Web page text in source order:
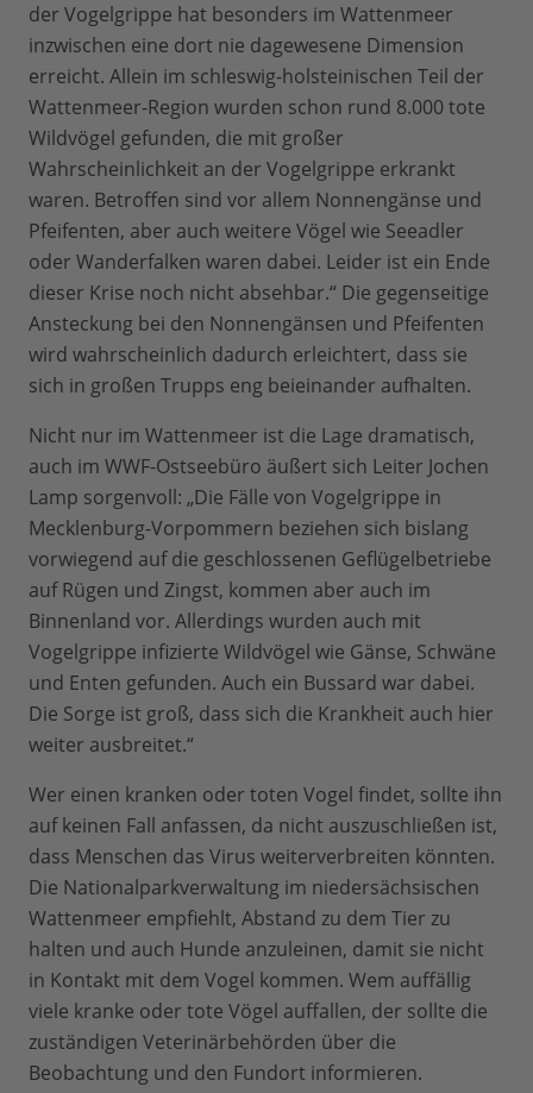
der Vogelgrippe hat besonders im Wattenmeer
inzwischen eine dort nie dagewesene Dimension
erreicht. Allein im schleswig-holsteinischen Teil der
Wattenmeer-Region wurden schon rund 8.000 tote
Wildvögel gefunden, die mit großer
Wahrscheinlichkeit an der Vogelgrippe erkrankt
waren. Betroffen sind vor allem Nonnengänse und
Pfeifenten, aber auch weitere Vögel wie Seeadler
oder Wanderfalken waren dabei. Leider ist ein Ende
dieser Krise noch nicht absehbar.“ Die gegenseitige
Ansteckung bei den Nonnengänsen und Pfeifenten
wird wahrscheinlich dadurch erleichtert, dass sie
sich in großen Trupps eng beieinander aufhalten.
Nicht nur im Wattenmeer ist die Lage dramatisch,
auch im WWF-Ostseebüro äußert sich Leiter Jochen
Lamp sorgenvoll: „Die Fälle von Vogelgrippe in
Mecklenburg-Vorpommern beziehen sich bislang
vorwiegend auf die geschlossenen Geflügelbetriebe
auf Rügen und Zingst, kommen aber auch im
Binnenland vor. Allerdings wurden auch mit
Vogelgrippe infizierte Wildvögel wie Gänse, Schwäne
und Enten gefunden. Auch ein Bussard war dabei.
Die Sorge ist groß, dass sich die Krankheit auch hier
weiter ausbreitet.“
Wer einen kranken oder toten Vogel findet, sollte ihn
auf keinen Fall anfassen, da nicht auszuschließen ist,
dass Menschen das Virus weiterverbreiten könnten.
Die Nationalparkverwaltung im niedersächsischen
Wattenmeer empfiehlt, Abstand zu dem Tier zu
halten und auch Hunde anzuleinen, damit sie nicht
in Kontakt mit dem Vogel kommen. Wem auffällig
viele kranke oder tote Vögel auffallen, der sollte die
zuständigen Veterinärbehörden über die
Beobachtung und den Fundort informieren.